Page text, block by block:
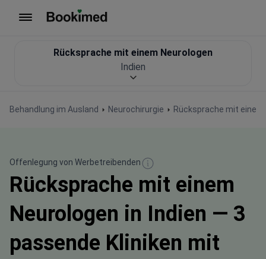
Behandlung im Ausland Neurochirurgie Rücksprache mit einem
Rücksprache mit einem Neurologen
Indien
Offenlegung von Werbetreibenden
Rücksprache mit einem
Neurologen in Indien — 3
passende Kliniken mit